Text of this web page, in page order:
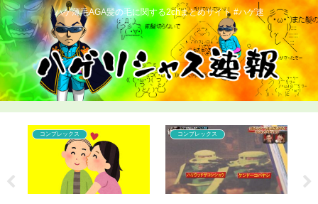
ハゲ薄毛AGA髪の毛に関する2chまとめサイト #ハゲ速
カツラ こどおじ・ニート